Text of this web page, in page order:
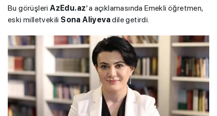
Bu görüşleri AzEdu.az'a açıklamasında Emekli öğretmen,
eski milletvekili Sona Aliyevadile getirdi.